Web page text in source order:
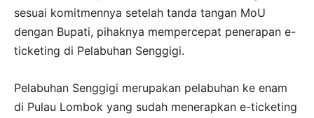
sesuai komitmennya setelah tanda tangan MoU
dengan Bupati, pihaknya mempercepat penerapan e-
ticketing di Pelabuhan Senggigi.
Pelabuhan Senggigi merupakan pelabuhan ke enam
di Pulau Lombok yang sudah menerapkan e-ticketing